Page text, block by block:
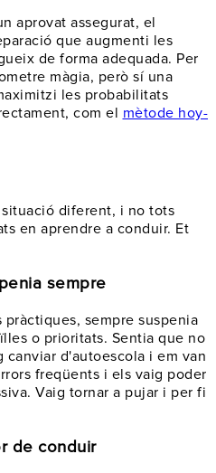
aprovat assegurat, el
que augmenti les
de forma adequada. Per
màgia, però sí una
les probabilitats
com el mètode hoy-
diferent, i no tots
en aprendre a conduir. Et
sempre
sempre suspenia
o prioritats. Sentia que no
canviar d'autoescola i em van
freqüents i els vaig poder
Vaig tornar a pujar i per fi
de conduir